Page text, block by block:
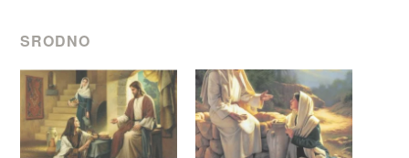
SRODNO